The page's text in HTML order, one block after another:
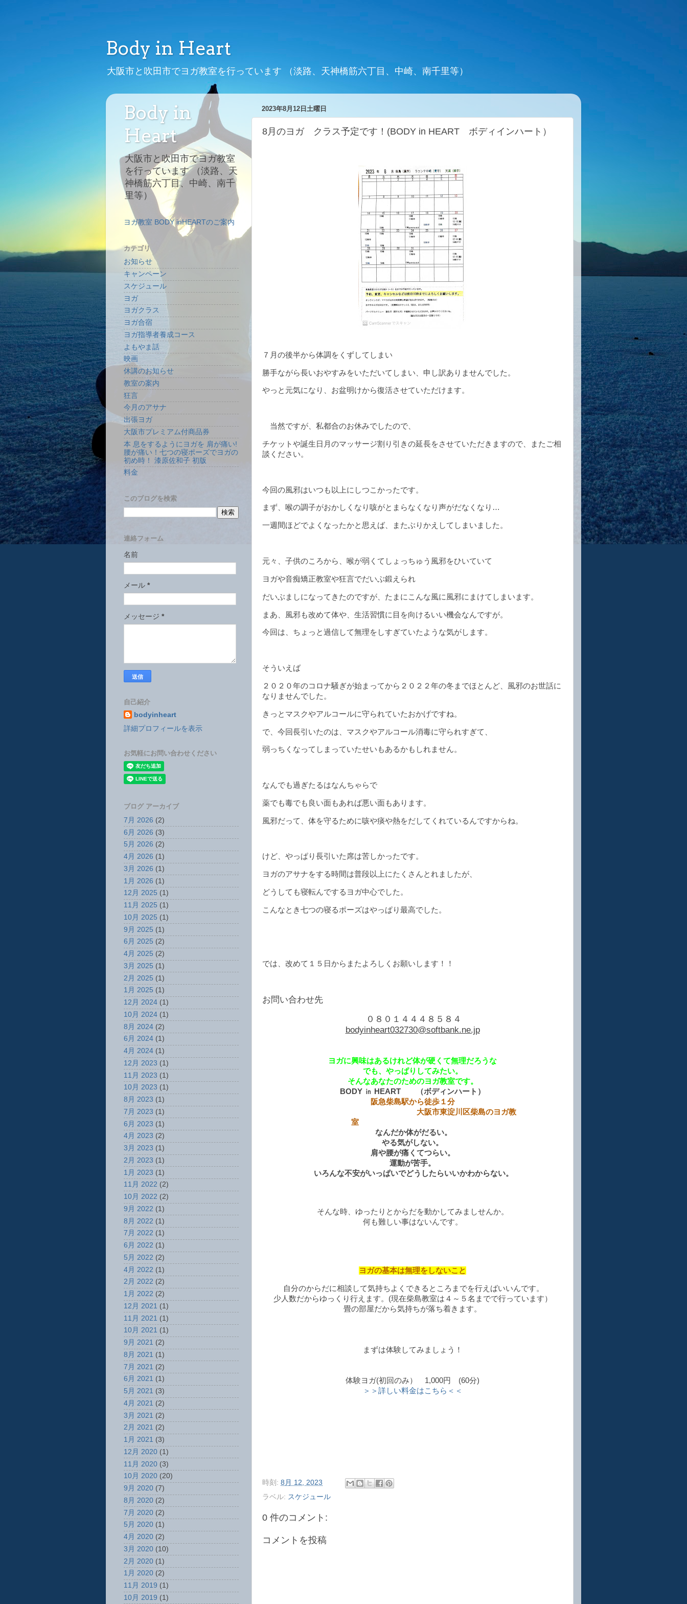
Body in Heart
大阪市と吹田市でヨガ教室を行っています （淡路、天神橋筋六丁目、中崎、南千里等）
2023年8月12日土曜日
8月のヨガ クラス予定です！(BODY in HEART ボディインハート）
７月の後半から体調をくずしてしまい
勝手ながら長いおやすみをいただいてしまい、申し訳ありませんでした。
やっと元気になり、お盆明けから復活させていただけます。
当然ですが、私都合のお休みでしたので、
チケットや誕生日月のマッサージ割り引きの延長をさせていただきますので、またご相
談ください。
今回の風邪はいつも以上にしつこかったです。
まず、喉の調子がおかしくなり咳がとまらなくなり声がだなくなり…
一週間ほどでよくなったかと思えば、またぶりかえしてしまいました。
元々、子供のころから、喉が弱くてしょっちゅう風邪をひいていて
ヨガや音痴矯正教室や狂言でだいぶ鍛えられ
だいぶましになってきたのですが、たまにこんな風に風邪にまけてしまいます。
まあ、風邪も改めて体や、生活習慣に目を向けるいい機会なんですが。
今回は、ちょっと過信して無理をしすぎていたような気がします。
そういえば
２０２０年のコロナ騒ぎが始まってから２０２２年の冬までほとんど、風邪のお世話に
なりませんでした。
きっとマスクやアルコールに守られていたおかげですね。
で、今回長引いたのは、マスクやアルコール消毒に守られすぎて、
弱っちくなってしまっていたせいもあるかもしれません。
なんでも過ぎたるはなんちゃらで
薬でも毒でも良い面もあれば悪い面もあります。
風邪だって、体を守るために咳や痰や熱をだしてくれているんですからね。
けど、やっぱり長引いた席は苦しかったです。
ヨガのアサナをする時間は普段以上にたくさんとれましたが、
どうしても寝転んでするヨガ中心でした。
こんなとき七つの寝るポーズはやっぱり最高でした。
では、改めて１５日からまたよろしくお願いします！！
お問い合わせ先
０８０１４４４８５８４
bodyinheart032730@softbank.ne.jp
ヨガに興味はあるけれど体が硬くて無理だろうな
でも、やっぱりしてみたい。
そんなあなたのためのヨガ教室です。
BODY ㏌ HEART （ボディンハート）
阪急柴島駅から徒歩１分
大阪市東淀川区柴島のヨガ教
室
なんだか体がだるい。
やる気がしない。
肩や腰が痛くてつらい。
運動が苦手。
いろんな不安がいっぱいでどうしたらいいかわからない。
そんな時、ゆったりとからだを動かしてみましせんか。
何も難しい事はないんです。
ヨガの基本は無理をしないこと
自分のからだに相談して気持ちよくできるところまでを行えばいいんです。
少人数だからゆっくり行えます。(現在柴島教室は４～５名までで行っています）
畳の部屋だから気持ちが落ち着きます。
まずは体験してみましょう！
体験ヨガ(初回のみ） 1,000円 (60分)
＞＞詳しい料金はこちら＜＜
時刻: 8月 12, 2023
ラベル: スケジュール
0 件のコメント:
コメントを投稿
Body in
Heart
大阪市と吹田市でヨガ教室
を行っています （淡路、天
神橋筋六丁目、中崎、南千
里等）
ヨガ教室 BODY inHEARTのご案内
カテゴリ
お知らせ
キャンペーン
スケジュール
ヨガ
ヨガクラス
ヨガ合宿
ヨガ指導者養成コース
よもやま話
映画
休講のお知らせ
教室の案内
狂言
今月のアサナ
出張ヨガ
大阪市プレミアム付商品券
本 息をするようにヨガを 肩が痛い!
腰が痛い！七つの寝ポーズでヨガの
初め時！ 漆原佐和子 初版
料金
このブログを検索
連絡フォーム
名前
メール *
メッセージ *
自己紹介
bodyinheart
詳細プロフィールを表示
お気軽にお問い合わせください
ブログ アーカイブ
7月 2026 (2)
6月 2026 (3)
5月 2026 (2)
4月 2026 (1)
3月 2026 (1)
1月 2026 (1)
12月 2025 (1)
11月 2025 (1)
10月 2025 (1)
9月 2025 (1)
6月 2025 (2)
4月 2025 (2)
3月 2025 (1)
2月 2025 (1)
1月 2025 (1)
12月 2024 (1)
10月 2024 (1)
8月 2024 (2)
6月 2024 (1)
4月 2024 (1)
12月 2023 (1)
11月 2023 (1)
10月 2023 (1)
8月 2023 (1)
7月 2023 (1)
6月 2023 (1)
4月 2023 (2)
3月 2023 (1)
2月 2023 (1)
1月 2023 (1)
11月 2022 (2)
10月 2022 (2)
9月 2022 (1)
8月 2022 (1)
7月 2022 (1)
6月 2022 (1)
5月 2022 (2)
4月 2022 (1)
2月 2022 (2)
1月 2022 (2)
12月 2021 (1)
11月 2021 (1)
10月 2021 (1)
9月 2021 (2)
8月 2021 (1)
7月 2021 (2)
6月 2021 (1)
5月 2021 (3)
4月 2021 (2)
3月 2021 (2)
2月 2021 (2)
1月 2021 (3)
12月 2020 (1)
11月 2020 (3)
10月 2020 (20)
9月 2020 (7)
8月 2020 (2)
7月 2020 (2)
5月 2020 (1)
4月 2020 (2)
3月 2020 (10)
2月 2020 (1)
1月 2020 (2)
11月 2019 (1)
10月 2019 (1)